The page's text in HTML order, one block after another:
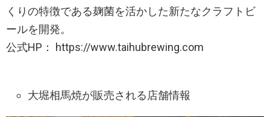
くりの特徴である麹菌を活かした新たなクラフトビ
ールを開発。
公式HP： https://www.taihubrewing.com
大堀相馬焼が販売される店舗情報